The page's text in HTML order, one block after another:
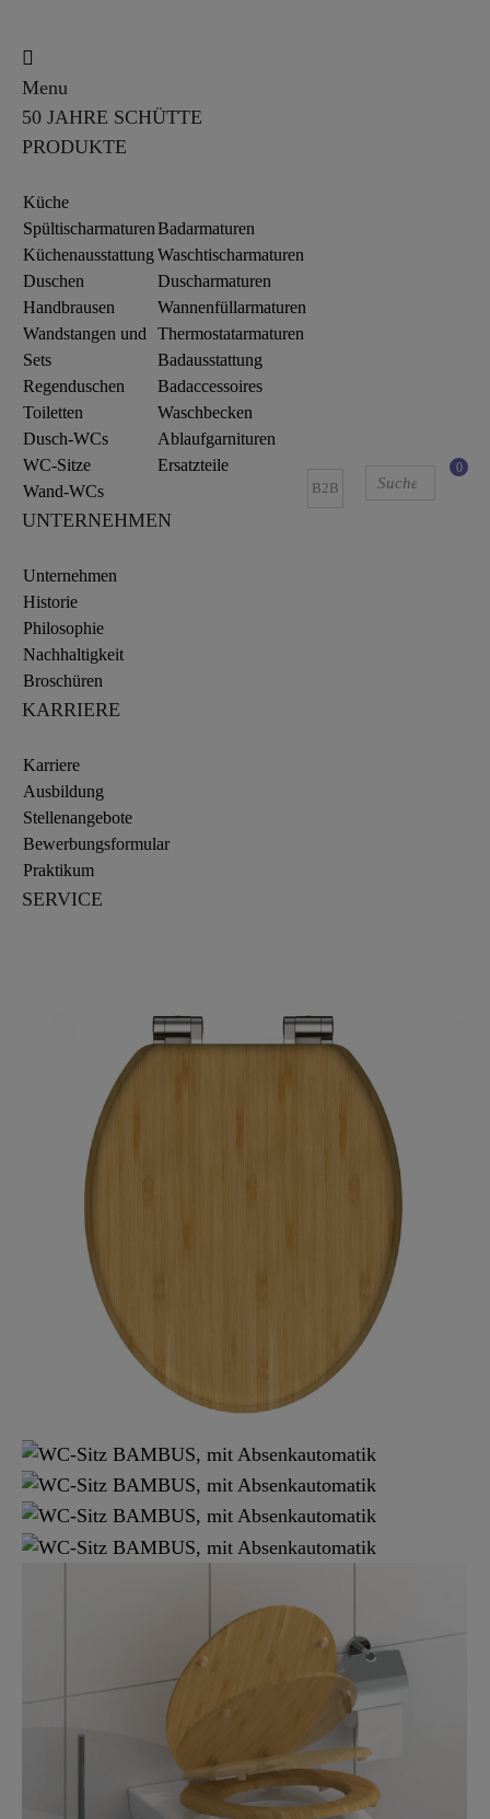
Menu
50 JAHRE SCHÜTTE
PRODUKTE
Küche
Spültischarmaturen
Küchenausstattung
Duschen
Handbrausen
Wandstangen und
Sets
Regenduschen
Toiletten
Dusch-WCs
WC-Sitze
Wand-WCs
Badarmaturen
Waschtischarmaturen
Duscharmaturen
Wannenfüllarmaturen
Thermostatarmaturen
Badausstattung
Badaccessoires
Waschbecken
Ablaufgarnituren
Ersatzteile
UNTERNEHMEN
Unternehmen
Historie
Philosophie
Nachhaltigkeit
Broschüren
KARRIERE
Karriere
Ausbildung
Stellenangebote
Bewerbungsformular
Praktikum
SERVICE
B2B
0